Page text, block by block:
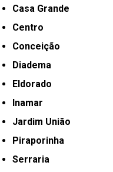
Casa Grande
Centro
Conceição
Diadema
Eldorado
Inamar
Jardim União
Piraporinha
Serraria